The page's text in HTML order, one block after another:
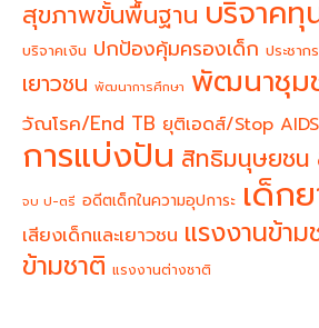
สุขภาพขั้นพื้นฐาน บริจาคทุ
บริจาคเงิน ปกป้องคุ้มครองเด็ก ประชาก
เยาวชน พัฒนาการศึกษา พัฒนาชุม
วัณโรค/End TB ยุติเอดส์/Stop AIDS
การแบ่งปัน สิทธิมนุษยชน
จบ ป-ตรี อดีตเด็กในความอุปการะ เด็ก
เสียงเด็กและเยาวชน แรงงานข้า
ข้ามชาติ แรงงานต่างชาติ